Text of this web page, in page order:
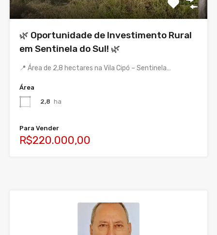
🌿 Oportunidade de Investimento Rural
em Sentinela do Sul! 🌿
📍 Área de 2,8 hectares na Vila Cipó – Sentinela…
Área
2,8 ha
Para Vender
R$220.000,00